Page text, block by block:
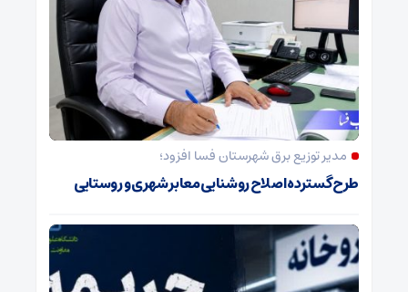
مدیر توزیع برق شهرستان فسا افزود؛
طرح گسترده اصلاح روشنایی معابر شهری و روستایی